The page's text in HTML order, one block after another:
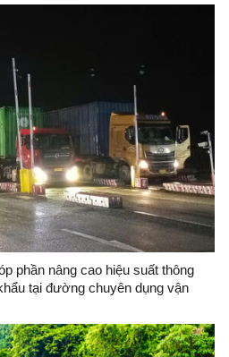
phần nâng cao hiệu suất thông
tại đường chuyên dụng vận